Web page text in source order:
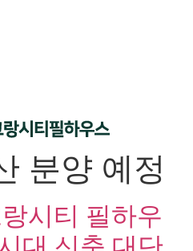
분양 예정
시티 필하우